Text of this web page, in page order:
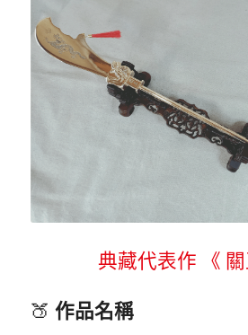
典藏代表作 《 關
🍑 作品名稱